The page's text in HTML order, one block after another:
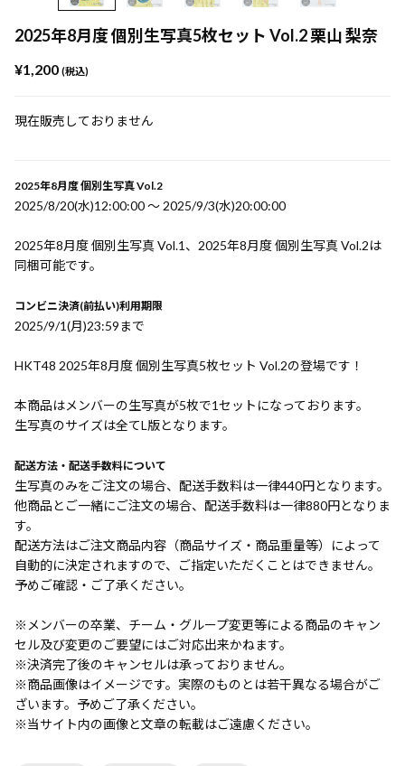
2025年8月度 個別生写真5枚セット Vol.2 栗山 梨奈
¥1,200 (税込)
現在販売しておりません
2025年8月度 個別生写真 Vol.2
2025/8/20(水)12:00:00 〜 2025/9/3(水)20:00:00
2025年8月度 個別生写真 Vol.1、2025年8月度 個別生写真 Vol.2は
同梱可能です。
コンビニ決済(前払い)利用期限
2025/9/1(月)23:59まで
HKT48 2025年8月度 個別生写真5枚セット Vol.2の登場です！
本商品はメンバーの生写真が5枚で1セットになっております。
生写真のサイズは全てL版となります。
配送方法・配送手数料について
生写真のみをご注文の場合、配送手数料は一律440円となります。
他商品とご一緒にご注文の場合、配送手数料は一律880円となりま
す。
配送方法はご注文商品内容（商品サイズ・商品重量等）によって
自動的に決定されますので、ご指定いただくことはできません。
予めご確認・ご了承ください。
※メンバーの卒業、チーム・グループ変更等による商品のキャン
セル及び変更のご要望にはご対応出来かねます。
※決済完了後のキャンセルは承っておりません。
※商品画像はイメージです。実際のものとは若干異なる場合がご
ざいます。予めご了承ください。
※当サイト内の画像と文章の転載はご遠慮ください。